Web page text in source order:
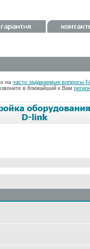
на часто задаваемые вопросы
в ближайший к Вам